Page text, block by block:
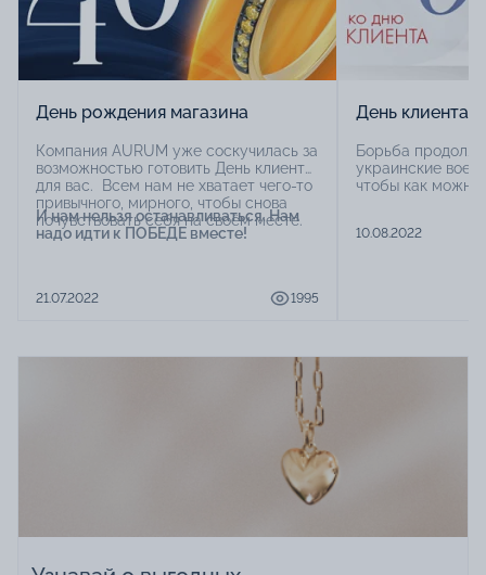
День рождения магазина
Компания AURUM уже соскучилась за
возможностью готовить День клиента
для вас. Всем нам не хватает чего-то
привычного, мирного, чтобы снова
почувствовать себя на своём месте.
И нам нельзя останавливаться. Нам
надо идти к ПОБЕДЕ вместе!
21.07.2022 1995
День клиента
Борьба
украинские
чтобы как можно
и даже
полезными в
10.08.2022